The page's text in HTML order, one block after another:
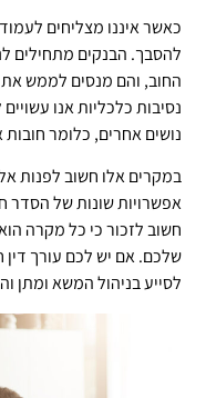
כאשר איננו מצליחים
להסבך. הבנקים מתחילים
החוב, והם מנסים לממש את
נסיבות כלכליות אנו
נושים אחרים, כלומר
במקרים אלו חשוב לפנות
אפשרויות שונות של הסדר
חשוב לזכור כי כל מקרה
שלכם. אם יש לכם עורך דין
לסייע בניהול המשא ומתן